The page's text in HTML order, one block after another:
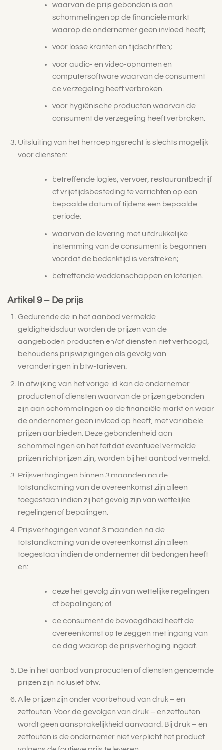
waarvan de prijs gebonden is aan
schommelingen op de financiële markt
waarop de ondernemer geen invloed heeft;
voor losse kranten en tijdschriften;
voor audio- en video-opnamen en
computersoftware waarvan de consument
de verzegeling heeft verbroken.
voor hygiënische producten waarvan de
consument de verzegeling heeft verbroken.
Uitsluiting van het herroepingsrecht is slechts mogelijk
voor diensten:
betreffende logies, vervoer, restaurantbedrijf
of vrijetijdsbesteding te verrichten op een
bepaalde datum of tijdens een bepaalde
periode;
waarvan de levering met uitdrukkelijke
instemming van de consument is begonnen
voordat de bedenktijd is verstreken;
betreffende weddenschappen en loterijen.
Artikel 9 – De prijs
Gedurende de in het aanbod vermelde
geldigheidsduur worden de prijzen van de
aangeboden producten en/of diensten niet verhoogd,
behoudens prijswijzigingen als gevolg van
veranderingen in btw-tarieven.
In afwijking van het vorige lid kan de ondernemer
producten of diensten waarvan de prijzen gebonden
zijn aan schommelingen op de financiële markt en waar
de ondernemer geen invloed op heeft, met variabele
prijzen aanbieden. Deze gebondenheid aan
schommelingen en het feit dat eventueel vermelde
prijzen richtprijzen zijn, worden bij het aanbod vermeld.
Prijsverhogingen binnen 3 maanden na de
totstandkoming van de overeenkomst zijn alleen
toegestaan indien zij het gevolg zijn van wettelijke
regelingen of bepalingen.
Prijsverhogingen vanaf 3 maanden na de
totstandkoming van de overeenkomst zijn alleen
toegestaan indien de ondernemer dit bedongen heeft
en:
deze het gevolg zijn van wettelijke regelingen
of bepalingen; of
de consument de bevoegdheid heeft de
overeenkomst op te zeggen met ingang van
de dag waarop de prijsverhoging ingaat.
De in het aanbod van producten of diensten genoemde
prijzen zijn inclusief btw.
Alle prijzen zijn onder voorbehoud van druk – en
zetfouten. Voor de gevolgen van druk – en zetfouten
wordt geen aansprakelijkheid aanvaard. Bij druk – en
zetfouten is de ondernemer niet verplicht het product